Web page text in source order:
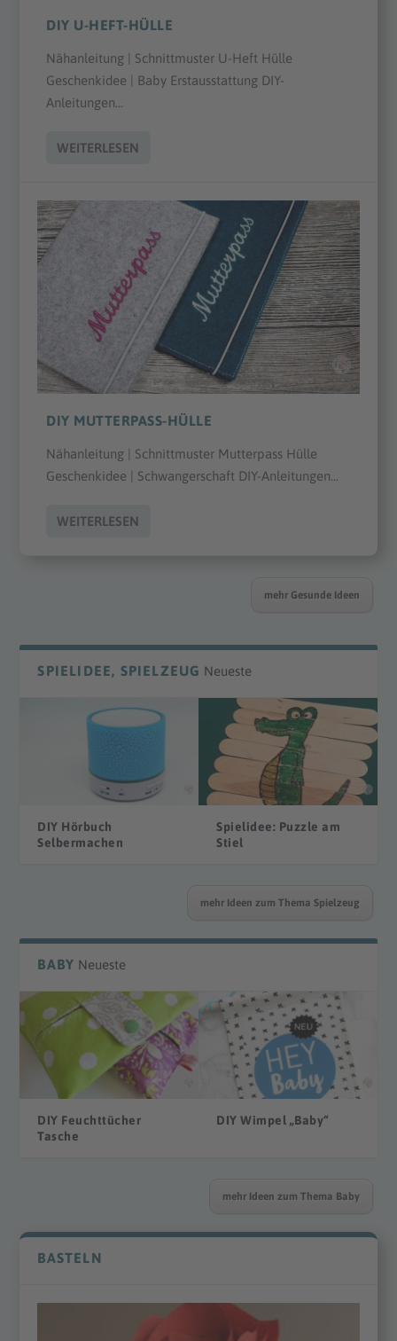
DIY U-HEFT-HÜLLE
Nähanleitung | Schnittmuster U-Heft Hülle
Geschenkidee | Baby Erstausstattung DIY-
Anleitungen...
WEITERLESEN
DIY MUTTERPASS-HÜLLE
Nähanleitung | Schnittmuster Mutterpass Hülle
Geschenkidee | Schwangerschaft DIY-Anleitungen...
WEITERLESEN
mehr Gesunde Ideen
SPIELIDEE, SPIELZEUG Neueste
DIY Hörbuch
Selbermachen
Spielidee: Puzzle am
Stiel
mehr Ideen zum Thema Spielzeug
BABY Neueste
DIY Feuchttücher
Tasche
DIY Wimpel „Baby“
mehr Ideen zum Thema Baby
BASTELN